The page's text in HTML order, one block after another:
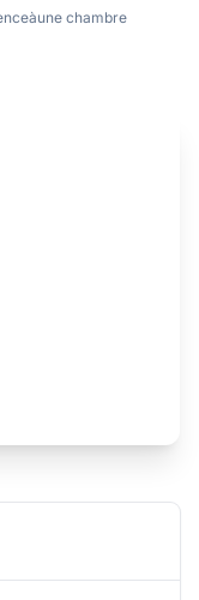
chambre